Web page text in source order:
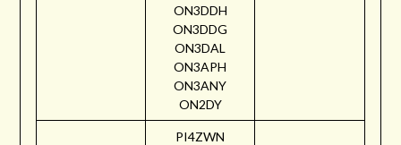
ON3DDH
ON3DDG
ON3DAL
ON3APH
ON3ANY
ON2DY
PI4ZWN